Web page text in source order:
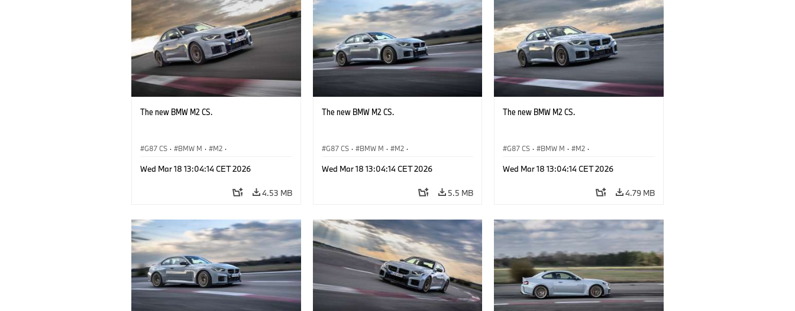
The new BMW M2 CS.
G87 CS · BMW M · M2 ·
Wed Mar 18 13:04:14 CET 2026
4.53 MB
The new BMW M2 CS.
G87 CS · BMW M · M2 ·
Wed Mar 18 13:04:14 CET 2026
5.5 MB
The new BMW M2 CS.
G87 CS · BMW M · M2 ·
Wed Mar 18 13:04:14 CET 2026
4.79 MB